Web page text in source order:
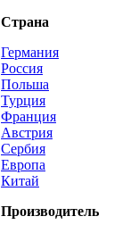
Страна
Германия
Россия
Польша
Турция
Франция
Австрия
Сербия
Европа
Китай
Производитель